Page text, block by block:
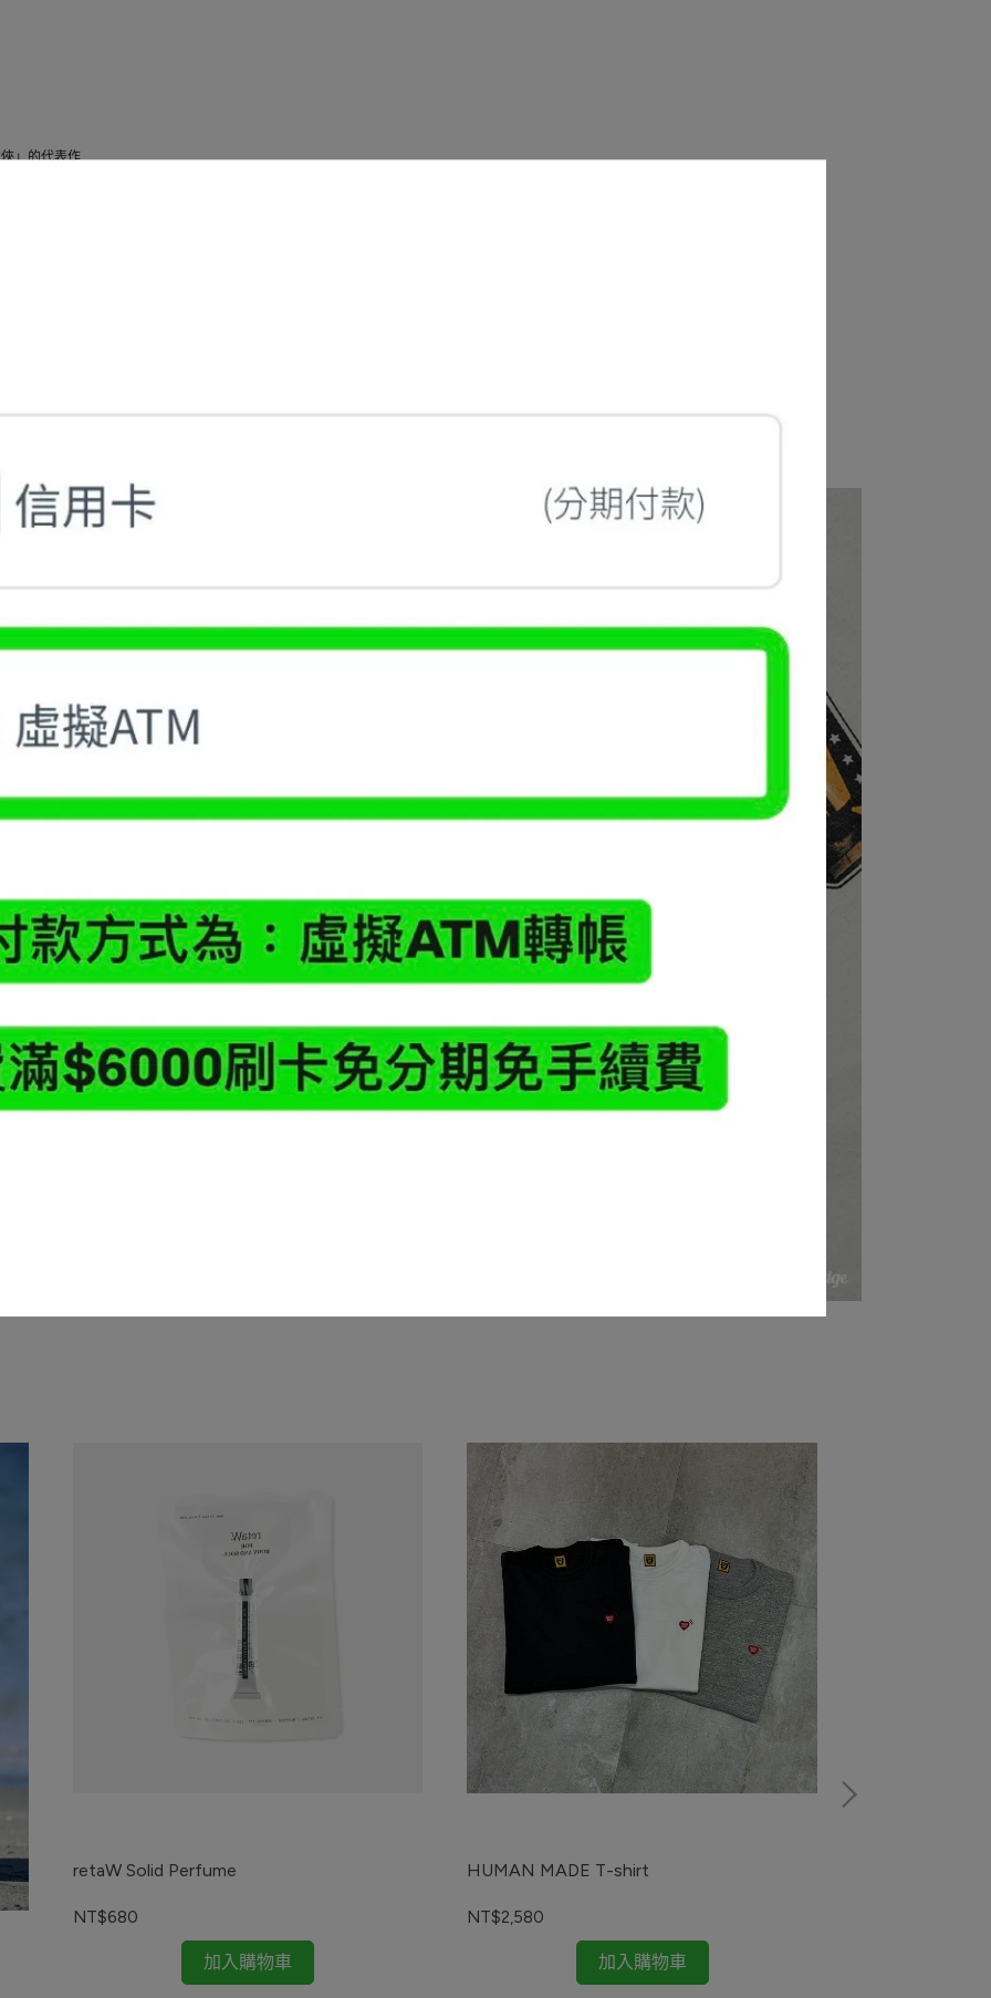
」的代表作
retaW Solid Perfume
NT$680
加入購物車
HUMAN MADE T-shirt
NT$2,580
加入購物車